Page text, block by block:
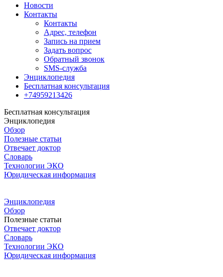
Новости
Контакты
Контакты
Адрес, телефон
Запись на прием
Задать вопрос
Обратный звонок
SMS-служба
Энциклопедия
Бесплатная консультация
+74959213426
Бесплатная консультация
Энциклопедия
Обзор
Полезные статьи
Отвечает доктор
Словарь
Технологии ЭКО
Юридическая информация
Энциклопедия
Обзор
Полезные статьи
Отвечает доктор
Словарь
Технологии ЭКО
Юридическая информация